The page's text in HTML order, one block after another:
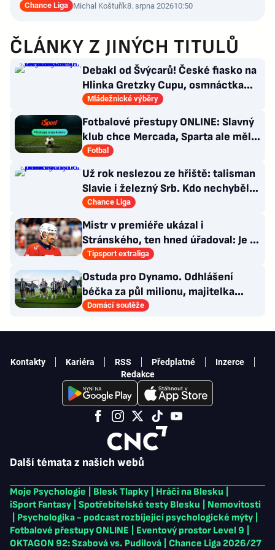
Chance Liga Michal Koštuřík8. srpna 202610:50
ČLÁNKY Z JINÝCH TITULŮ
Debakl od Švýcarů! České fiasko na
Hlinka Gretzky Cupu, osmnáctka
skončila šestá
Mládežnické výběry
Fotbalové přestupy ONLINE: Slavný
klub chce Mercada, Sparta ale měla
nabídku odmítnout
Fotbal
Už rok neslezou ze hřiště: talisman
Slavie i železný Srb. Kdo nechyběl
pět let?
Chance Liga
Mistr v premiéře ukázal i
Stránského, ten hned úřadoval: Je to
pro mě úplně nové…
Tipsport extraliga
Ostuda pro Dynamo. Odhlášení
béčka za půl milionu, majitelka
odmítla nabídku kraje
Domácí soutěže
Další témata z našich webů
Moje Psychologie Blesk Tlapky Hráči na Blesku
iSport Fantasy
Spotřebitelské testy Blesku
Nemovitosti
Psychologika - podcast rozbíjející psychologické mýty
Fotbalové přestupy ONLINE
Eventový prostor Level 9
OKTAGON 92: Szabová vs. Pudilová
Chance Liga 2026/27
Kontakty Kariéra RSS Předplatné
Inzerce
Redakce